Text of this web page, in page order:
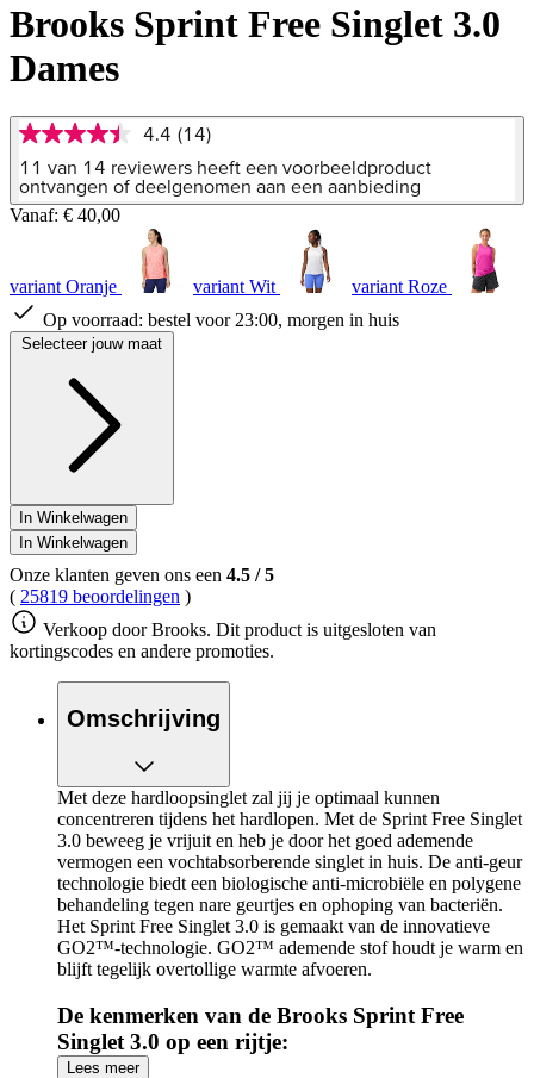
Brooks Sprint Free Singlet 3.0
Dames
4.4
van
5
sterren,
gemiddelde
14
Reviews.
Dezelfde
paginalink.
4.4 (14)
11 van 14 reviewers heeft een voorbeeldproduct
ontvangen of deelgenomen aan een aanbieding
Vanaf: € 40,00
variant Oranje variant Wit
variant Roze
Op voorraad: bestel voor 23:00, morgen in huis
Selecteer jouw maat
In Winkelwagen
In Winkelwagen
Onze klanten geven ons een 4.5 /5
( 25819 beoordelingen )
Verkoop door Brooks. Dit product is uitgesloten van
kortingscodes en andere promoties.
Omschrijving
Met deze hardloopsinglet zal jij je optimaal kunnen
concentreren tijdens het hardlopen. Met de Sprint Free Singlet
3.0 beweeg je vrijuit en heb je door het goed ademende
vermogen een vochtabsorberende singlet in huis. De anti-geur
technologie biedt een biologische anti-microbiële en polygene
behandeling tegen nare geurtjes en ophoping van bacteriën.
Het Sprint Free Singlet 3.0 is gemaakt van de innovatieve
GO2™-technologie. GO2™ ademende stof houdt je warm en
blijft tegelijk overtollige warmte afvoeren.
De kenmerken van de Brooks Sprint Free
Singlet 3.0 op een rijtje:
Lees meer